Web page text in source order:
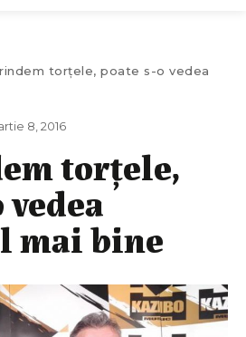
torțele, poate s-o vedea
8, 2016
torțele,
mai bine